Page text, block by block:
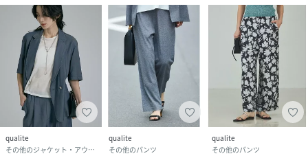
qualite
その他のジャケット・アウター
qualite
その他のパンツ
qualite
その他のパンツ